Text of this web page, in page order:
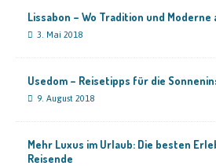
Lissabon – Wo Tradition und
3. Mai 2018
Usedom – Reisetipps für die
9. August 2018
Mehr Luxus im Urlaub: Die besten
Reisende